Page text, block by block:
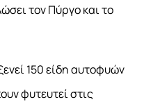
τον Πύργο και το
150 είδη αυτοφυών
φυτευτεί στις